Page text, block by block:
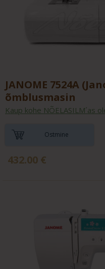
JANOME 7524A
õmblusmasin
Kaup kohe NÕELASILM´as
Ostmine
432.00 €